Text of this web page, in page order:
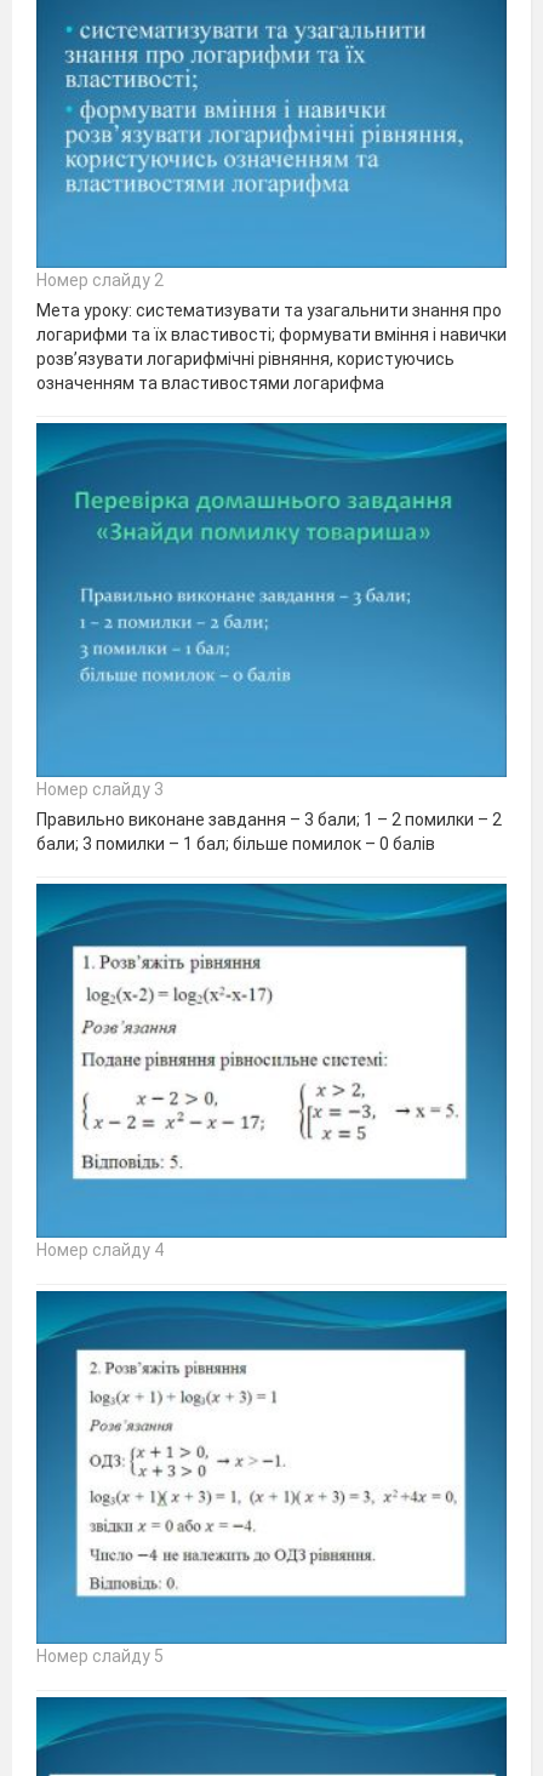
Номер слайду 2
Мета уроку: систематизувати та узагальнити знання про
логарифми та їх властивості; формувати вміння і навички
розв’язувати логарифмічні рівняння, користуючись
означенням та властивостями логарифма
Номер слайду 3
Правильно виконане завдання – 3 бали; 1 – 2 помилки – 2
бали; 3 помилки – 1 бал; більше помилок – 0 балів
Номер слайду 4
Номер слайду 5